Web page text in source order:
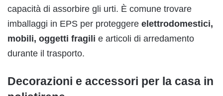
capacità di assorbire gli urti. È comune trovare
imballaggi in EPS per proteggere elettrodomestici,
mobili, oggetti fragili e articoli di arredamento
durante il trasporto.
Decorazioni e accessori per la casa in